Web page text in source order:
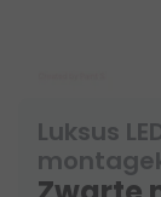
Luksus